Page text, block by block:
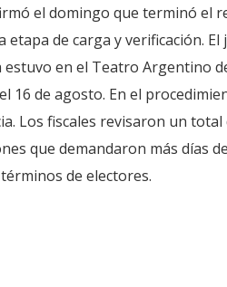
el domingo que terminó el
de carga y verificación. El
en el Teatro Argentino
16 de agosto. En el
Los fiscales revisaron un total
que demandaron más días
de electores.